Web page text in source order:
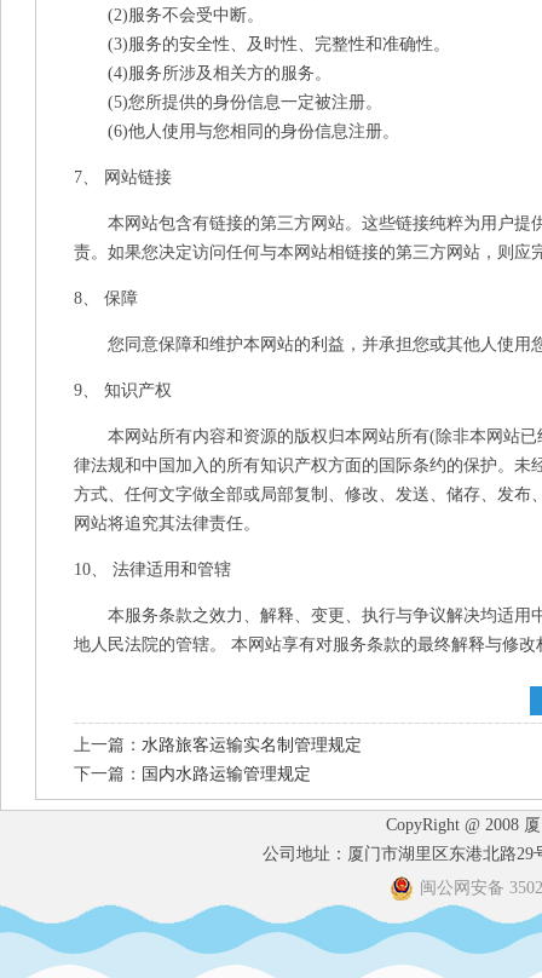
(2)服务不会受中断。
(3)服务的安全性、及时性、完整性和准确性。
(4)服务所涉及相关方的服务。
(5)您所提供的身份信息一定被注册。
(6)他人使用与您相同的身份信息注册。
7、 网站链接
本网站包含有链接的第三方网站。这些链接纯粹为用户提
责。如果您决定访问任何与本网站相链接的第三方网站，则应
8、 保障
您同意保障和维护本网站的利益，并承担您或其他人使用
9、 知识产权
本网站所有内容和资源的版权归本网站所有(除非本网站已
律法规和中国加入的所有知识产权方面的国际条约的保护。
方式、任何文字做全部或局部复制、修改、发送、储存、发
网站将追究其法律责任。
10、 法律适用和管辖
本服务条款之效力、解释、变更、执行与争议解决均适用
地人民法院的管辖。 本网站享有对服务条款的最终解释与修改
上一篇： 水路旅客运输实名制管理规定
下一篇： 国内水路运输管理规定
CopyRight @ 2008
公司地址：厦门市湖里区东港北路29
闽公网安备